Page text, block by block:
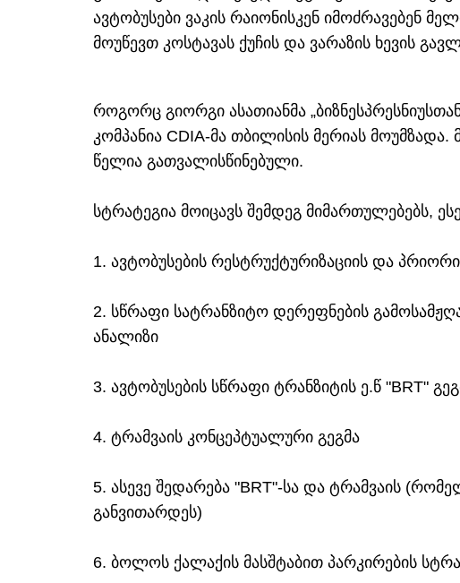
ავტობუსები ვაკის რაიონისკენ იმოძრავებენ
მოუწევთ კოსტავას ქუჩის და ვარაზის ხევის
როგორც გიორგი ასათიანმა
კომპანია CDIA-მა თბილისის მერიას მოუმზადა.
წელია გათვალისწინებული.
სტრატეგია მოიცავს შემდეგ მიმართულებებს,
1. ავტობუსების რესტრუქტურიზაციის და
2. სწრაფი სატრანზიტო დერეფნების
ანალიზი
3. ავტობუსების სწრაფი ტრანზიტის ე.წ "BRT"
4. ტრამვაის კონცეპტუალური გეგმა
5. ასევე შედარება "BRT"-სა და ტრამვაის
განვითარდეს)
6. ბოლოს ქალაქის მასშტაბით პარკირების